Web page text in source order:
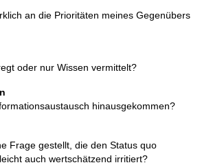
an die Prioritäten meines Gegenübers
oder nur Wissen vermittelt?
hinausgekommen?
Frage gestellt, die den Status quo
auch wertschätzend irritiert?